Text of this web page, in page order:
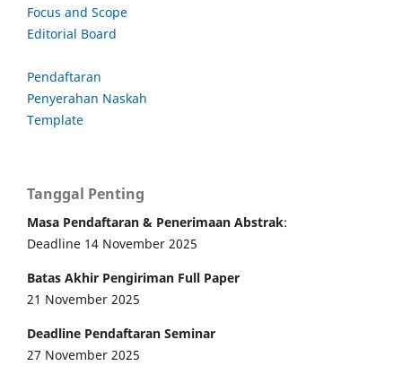
Focus and Scope
Editorial Board
Pendaftaran
Penyerahan Naskah
Template
Tanggal Penting
Masa Pendaftaran & Penerimaan Abstrak:
Deadline 14 November 2025
Batas Akhir Pengiriman Full Paper
21 November 2025
Deadline Pendaftaran Seminar
27 November 2025